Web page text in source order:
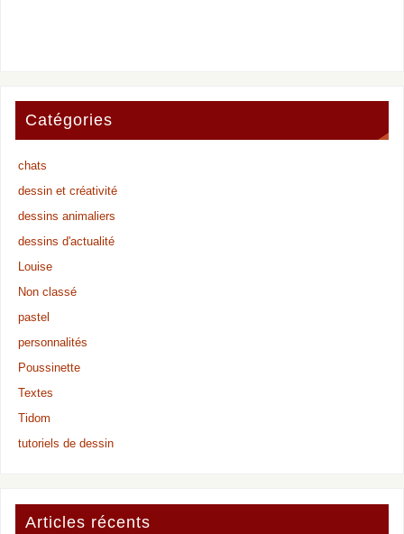
Catégories
chats
dessin et créativité
dessins animaliers
dessins d'actualité
Louise
Non classé
pastel
personnalités
Poussinette
Textes
Tidom
tutoriels de dessin
Articles récents